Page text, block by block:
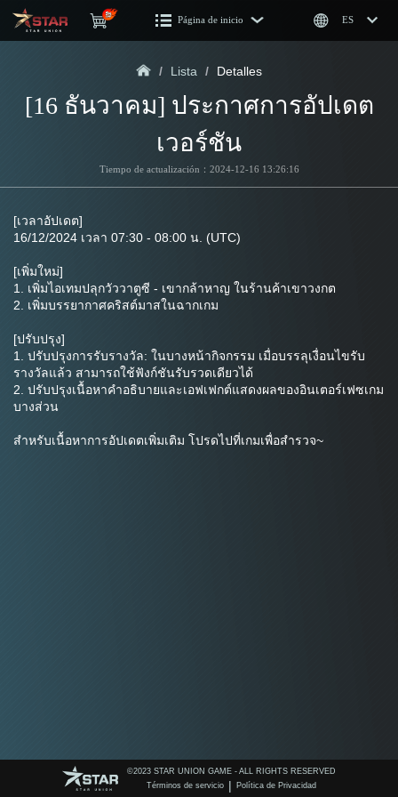
Página de inicio ES
/ Lista / Detalles
[16 ธันวาคม] ประกาศการอัปเดต
เวอร์ชัน
Tiempo de actualización：2024-12-16 13:26:16
[เวลาอัปเดต]
16/12/2024 เวลา 07:30 - 08:00 น. (UTC)
[เพิ่มใหม่]
1. เพิ่มไอเทมปลุกวัววาตูซี - เขากล้าหาญ ในร้านค้าเขาวงกต
2. เพิ่มบรรยากาศคริสต์มาสในฉากเกม
[ปรับปรุง]
1. ปรับปรุงการรับรางวัล: ในบางหน้ากิจกรรม เมื่อบรรลุเงื่อนไขรับ
รางวัลแล้ว สามารถใช้ฟังก์ชันรับรวดเดียวได้
2. ปรับปรุงเนื้อหาคำอธิบายและเอฟเฟกต์แสดงผลของอินเตอร์เฟซเกม
บางส่วน
สำหรับเนื้อหาการอัปเดตเพิ่มเติม โปรดไปที่เกมเพื่อสำรวจ~
©️2023 STAR UNION GAME - ALL RIGHTS RESERVED
Términos de servicio | Política de Privacidad